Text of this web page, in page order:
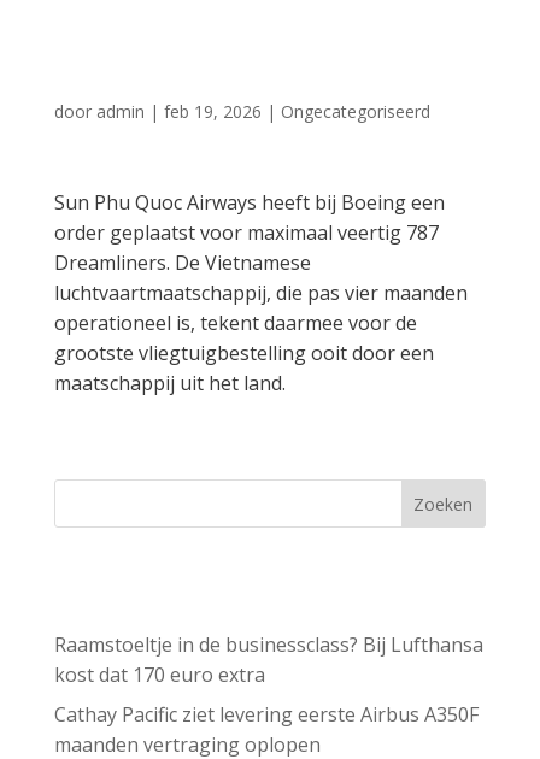
door admin | feb 19, 2026 | Ongecategoriseerd
Sun Phu Quoc Airways heeft bij Boeing een
order geplaatst voor maximaal veertig 787
Dreamliners. De Vietnamese
luchtvaartmaatschappij, die pas vier maanden
operationeel is, tekent daarmee voor de
grootste vliegtuigbestelling ooit door een
maatschappij uit het land.
Zoeken
Raamstoeltje in de businessclass? Bij Lufthansa
kost dat 170 euro extra
Cathay Pacific ziet levering eerste Airbus A350F
maanden vertraging oplopen